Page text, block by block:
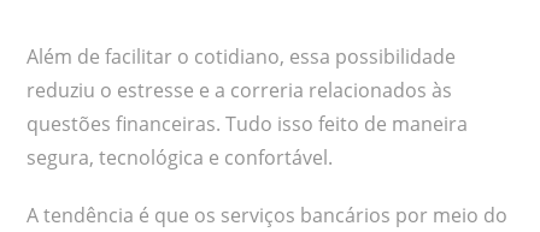
Além de facilitar o cotidiano, essa possibilidade
reduziu o estresse e a correria relacionados às
questões financeiras. Tudo isso feito de maneira
segura, tecnológica e confortável.
A tendência é que os serviços bancários por meio do